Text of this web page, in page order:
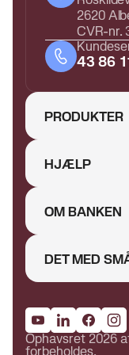
2620
CVR-nr.
43 86
PRODUKTER
HJÆLP
OM BANKEN
DET MED
Ophavsret 2026
forbeholdes.